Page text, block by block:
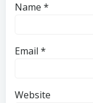
Name *
Email *
Website